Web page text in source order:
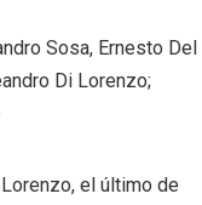
Sosa, Ernesto Del
Di Lorenzo;
el último de